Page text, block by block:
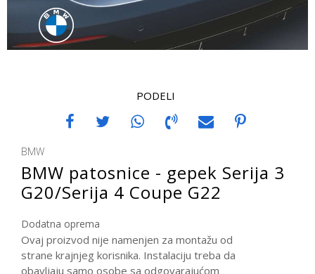
PODELI
BMW
BMW patosnice - gepek Serija 3
G20/Serija 4 Coupe G22
Dodatna oprema
Ovaj proizvod nije namenjen za montažu od
strane krajnjeg korisnika. Instalaciju treba da
obavljaju samo osobe sa odgovarajućom